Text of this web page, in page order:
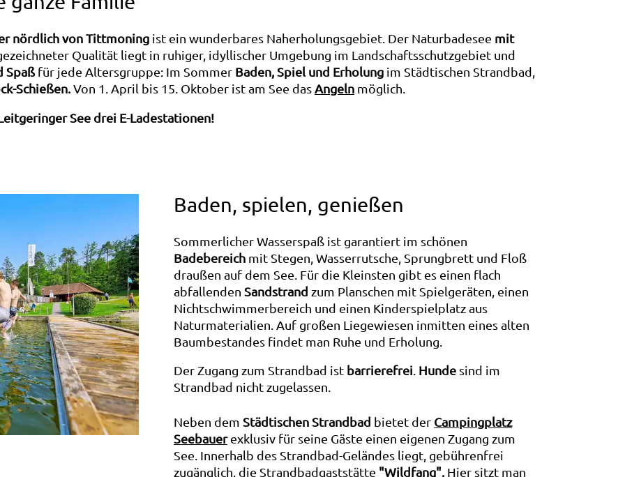
nördlich von Tittmoning ist ein wunderbares Naherholungsgebiet. Der Naturbadesee mit
Qualität liegt in ruhiger, idyllischer Umgebung im Landschaftsschutzgebiet und
Spaßfür jede Altersgruppe: Im Sommer Baden, Spiel und Erholung im Städtischen Strandbad,
Schießen. Von 1. April bis 15. Oktober ist am See das Angeln möglich.
See drei E-Ladestationen!
Baden, spielen, genießen
Sommerlicher Wasserspaß ist garantiert im schönen
Badebereich mit Stegen, Wasserrutsche, Sprungbrett und Floß
draußen auf dem See. Für die Kleinsten gibt es einen flach
abfallenden Sandstrand zum Planschen mit Spielgeräten, einen
Nichtschwimmerbereich und einen Kinderspielplatz aus
Naturmaterialien. Auf großen Liegewiesen inmitten eines alten
Baumbestandes findet man Ruhe und Erholung.
Der Zugang zum Strandbad ist barrierefrei. Hunde sind im
Strandbad nicht zugelassen.
Neben dem Städtischen Strandbad bietet der Campingplatz
Seebauer exklusiv für seine Gäste einen eigenen Zugang zum
See. Innerhalb des Strandbad-Geländes liegt, gebührenfrei
zugänglich, die Strandbadgaststätte "Wildfang". Hier sitzt man